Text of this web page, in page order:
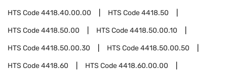
HTS Code4418.40.00.00 HTS Code4418.50
HTS Code4418.50.00 HTS Code4418.50.00.10
HTS Code4418.50.00.30 HTS Code4418.50.00.50
HTS Code4418.60 HTS Code4418.60.00.00